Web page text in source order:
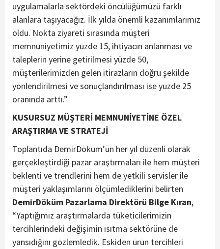
uygulamalarla sektördeki öncülüğümüzü farklı
alanlara taşıyacağız. İlk yılda önemli kazanımlarımız
oldu. Nokta ziyareti sırasında müşteri
memnuniyetimiz yüzde 15, ihtiyacın anlanması ve
taleplerin yerine getirilmesi yüzde 50,
müşterilerimizden gelen itirazların doğru şekilde
yönlendirilmesi ve sonuçlandırılması ise yüzde 25
oranında arttı.”
KUSURSUZ MÜŞTERİ MEMNUNİYETİNE ÖZEL
ARAŞTIRMA VE STRATEJİ
Toplantıda DemirDöküm’ün her yıl düzenli olarak
gerçekleştirdiği pazar araştırmaları ile hem müşteri
beklenti ve trendlerini hem de yetkili servisler ile
müşteri yaklaşımlarını ölçümlediklerini belirten
DemirDöküm Pazarlama Direktörü Bilge Kıran,
“Yaptığımız araştırmalarda tüketicilerimizin
tercihlerindeki değişimin ısıtma sektörüne de
yansıdığını gözlemledik. Eskiden ürün tercihleri